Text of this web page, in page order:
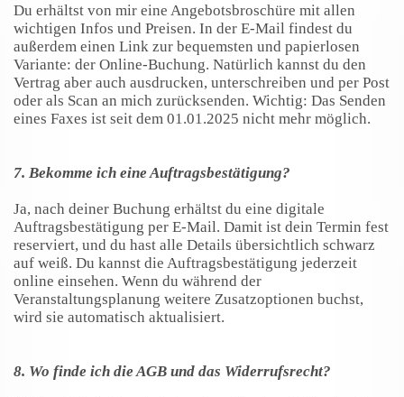
Du erhältst von mir eine Angebotsbroschüre mit allen
wichtigen Infos und Preisen. In der E-Mail findest du
außerdem einen Link zur bequemsten und papierlosen
Variante: der Online-Buchung. Natürlich kannst du den
Vertrag aber auch ausdrucken, unterschreiben und per Post
oder als Scan an mich zurücksenden. Wichtig: Das Senden
eines Faxes ist seit dem 01.01.2025 nicht mehr möglich.
7. Bekomme ich eine Auftragsbestätigung?
Ja, nach deiner Buchung erhältst du eine digitale
Auftragsbestätigung per E-Mail. Damit ist dein Termin fest
reserviert, und du hast alle Details übersichtlich schwarz
auf weiß. Du kannst die Auftragsbestätigung jederzeit
online einsehen. Wenn du während der
Veranstaltungsplanung weitere Zusatzoptionen buchst,
wird sie automatisch aktualisiert.
8. Wo finde ich die AGB und das Widerrufsrecht?